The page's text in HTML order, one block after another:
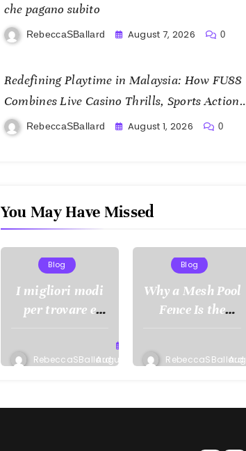
che pagano subito
RebeccaSBallard August 7, 2026 0
Redefining Playtime in Malaysia: How FU88
Combines Live Casino Thrills, Sports Action,
and Mobile Freedom
RebeccaSBallard August 1, 2026 0
You May Have Missed
Blog
I migliori modi
per trovare e
subito
RebeccaSBallard
August
Blog
Why a Mesh Pool
Fence Is the
Make for Your
RebeccaSBallard